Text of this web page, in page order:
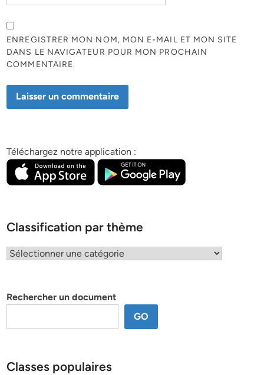
ENREGISTRER MON NOM, MON E-MAIL ET MON SITE
DANS LE NAVIGATEUR POUR MON PROCHAIN
COMMENTAIRE.
Téléchargez notre application :
Classification par thème
Classification
Rechercher un document
GO
Classes populaires